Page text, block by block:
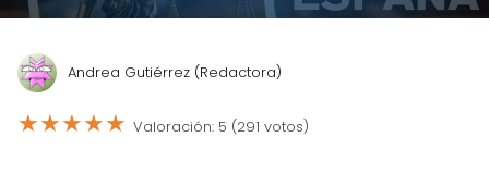
Andrea Gutiérrez (Redactora)
★★★★★ Valoración: 5 (291 votos)